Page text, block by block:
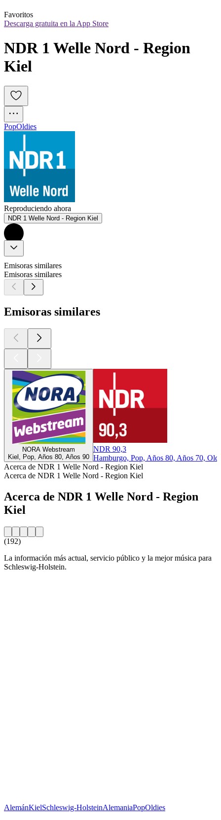
Favoritos
Descarga gratuita en la App Store
NDR 1 Welle Nord - Region
Kiel
PopOldies
Reproduciendo ahora
NDR 1 Welle Nord - Region Kiel
Emisoras similares
Emisoras similares
Emisoras similares
NORA Webstream
Kiel, Pop, Años 80, Años 90
NDR 90,3
Hamburgo, Pop, Años 80, Años 70,
Acerca de NDR 1 Welle Nord - Region Kiel
Acerca de NDR 1 Welle Nord - Region Kiel
Acerca de NDR 1 Welle Nord - Region
Kiel
(192)
La información más actual, servicio público y la mejor música para
Schleswig-Holstein.
AlemánKielSchleswig-HolsteinAlemaniaPopOldies